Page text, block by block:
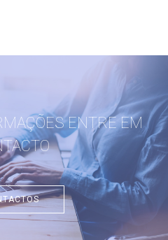
ENTRE EM